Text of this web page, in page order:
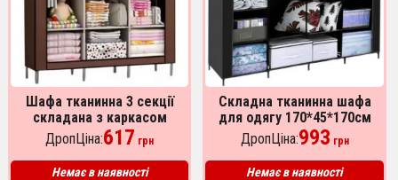
Шафа тканинна 3 секції
складана з каркасом
STORAGE WARDROBE 175 х
130 х 45 см. Колір:
коричневий
ДропЦіна:617 грн
Немає в наявності
Складна тканинна шафа
для одягу 170*45*170см
Storage Rack, універсальна
тканинна шафа для речей
Чорний
ДропЦіна:993 грн
Немає в наявності